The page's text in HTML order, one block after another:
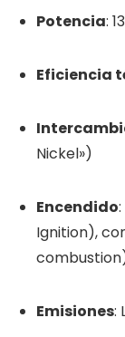
Potencia:
Eficiencia
Nickel»)
Encendido
Ignition),
Emisiones: